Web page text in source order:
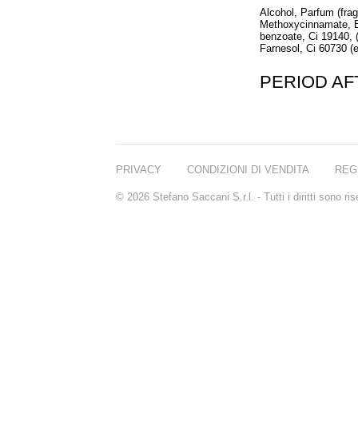
Alcohol, Parfum
Methoxycinnamate,
benzoate, Ci 19140,
Farnesol, Ci 60730
PERIOD
PRIVACY CONDIZIONI DI VENDITA
© 2026 Stefano Saccani S.r.l. - Tutti i diritti sono